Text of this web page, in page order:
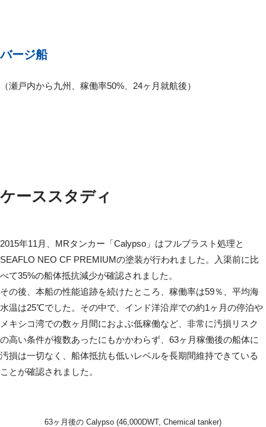
バージ船
（瀬戸内から九州、稼働率50%、24ヶ月就航後）
ケーススタディ
2015年11月、MRタンカー「Calypso」はフルブラスト処理と
SEAFLO NEO CF PREMIUMの塗装が行われました。入渠前に比
べて35%の船体抵抗減少が確認されました。
その後、本船の性能追跡を続けたところ、稼働率は59％、平均海
水温は25℃でした。その中で、インド洋沿岸での約1ヶ月の停泊や
メキシコ湾での数ヶ月間におよぶ低稼働など、非常に汚損リスク
の高い条件が複数あったにもかかわらず、63ヶ月稼働後の船体に
汚損は一切なく、船体抵抗も低いレベルを長期間維持できている
ことが確認されました。
63ヶ月後の Calypso (46,000DWT, Chemical tanker)